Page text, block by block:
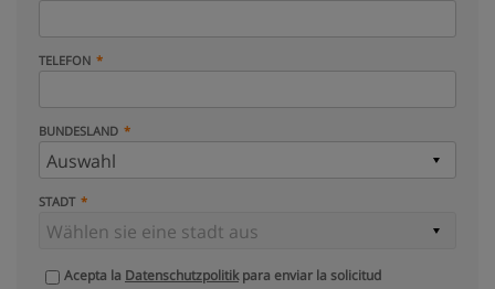
TELEFON
BUNDESLAND
STADT
Acepta la Datenschutzpolitikpara enviar la solicitud